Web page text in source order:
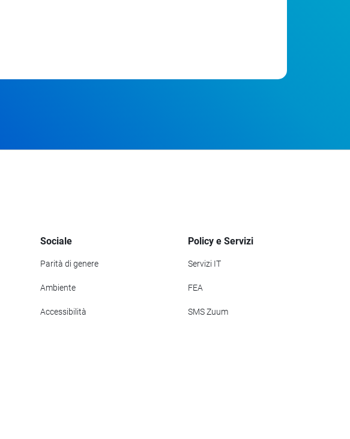
Sociale
Parità di genere
Ambiente
Accessibilità
Policy e Servizi
Servizi IT
FEA
SMS Zuum